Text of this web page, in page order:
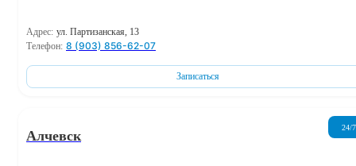
Адрес: ул. Партизанская, 13
Телефон: 8 (903) 856-62-07
Записаться
Алчевск
24/7